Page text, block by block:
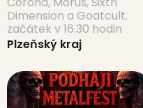
Dimension a Goatcult.
začátek v 16.30 hodin
Plzeňský kraj